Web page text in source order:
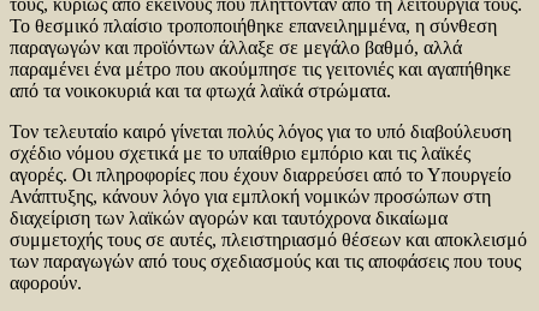
Το θεσμικό πλαίσιο τροποποιήθηκε επανειλημμένα, η σύνθεση
παραγωγών και προϊόντων άλλαξε σε μεγάλο βαθμό, αλλά
παραμένει ένα μέτρο που ακούμπησε τις γειτονιές και αγαπήθηκε
από τα νοικοκυριά και τα φτωχά λαϊκά στρώματα.
Τον τελευταίο καιρό γίνεται πολύς λόγος για το υπό διαβούλευση
σχέδιο νόμου σχετικά με το υπαίθριο εμπόριο και τις λαϊκές
αγορές. Οι πληροφορίες που έχουν διαρρεύσει από το Υπουργείο
Ανάπτυξης, κάνουν λόγο για εμπλοκή νομικών προσώπων στη
διαχείριση των λαϊκών αγορών και ταυτόχρονα δικαίωμα
συμμετοχής τους σε αυτές, πλειστηριασμό θέσεων και αποκλεισμό
των παραγωγών από τους σχεδιασμούς και τις αποφάσεις που τους
αφορούν.